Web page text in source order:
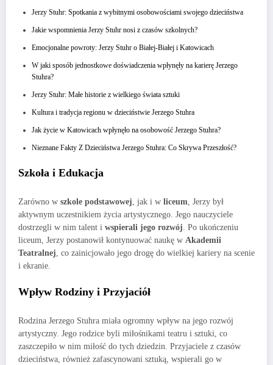
Jerzy Stuhr: Spotkania z wybitnymi osobowościami swojego dzieciństwa
Jakie wspomnienia Jerzy Stuhr nosi z czasów szkolnych?
Emocjonalne powroty: Jerzy Stuhr o Białej-Białej i Katowicach
W jaki sposób jednostkowe doświadczenia wpłynęły na karierę Jerzego
Stuhra?
Jerzy Stuhr: Małe historie z wielkiego świata sztuki
Kultura i tradycja regionu w dzieciństwie Jerzego Stuhra
Jak życie w Katowicach wpłynęło na osobowość Jerzego Stuhra?
Nieznane Fakty Z Dzieciństwa Jerzego Stuhra: Co Skrywa Przeszłość?
Szkoła i Edukacja
Zarówno w szkole podstawowej , jak i w liceum , Jerzy był
aktywnym uczestnikiem życia artystycznego. Jego nauczyciele
dostrzegli w nim talent i wspierali jego rozwój . Po ukończeniu
liceum, Jerzy postanowił kontynuować naukę w Akademii
Teatralnej , co zainicjowało jego drogę do wielkiej kariery na scenie
i ekranie.
Wpływ Rodziny i Przyjaciół
Rodzina Jerzego Stuhra miała ogromny wpływ na jego rozwój
artystyczny. Jego rodzice byli miłośnikami teatru i sztuki, co
zaszczepiło w nim miłość do tych dziedzin. Przyjaciele z czasów
dzieciństwa, również zafascynowani sztuką, wspierali go w